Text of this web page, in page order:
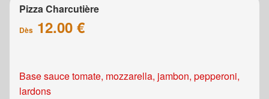
Pizza Charcutière
Dès 12.00 €
Base sauce tomate, mozzarella, jambon, pepperoni,
lardons